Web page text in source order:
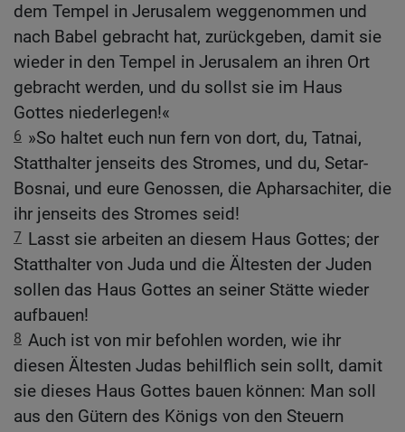
dem Tempel in Jerusalem weggenommen und
nach Babel gebracht hat, zurückgeben, damit sie
wieder in den Tempel in Jerusalem an ihren Ort
gebracht werden, und du sollst sie im Haus
Gottes niederlegen!«
6 »So haltet euch nun fern von dort, du, Tatnai,
Statthalter jenseits des Stromes, und du, Setar-
Bosnai, und eure Genossen, die Apharsachiter, die
ihr jenseits des Stromes seid!
7 Lasst sie arbeiten an diesem Haus Gottes; der
Statthalter von Juda und die Ältesten der Juden
sollen das Haus Gottes an seiner Stätte wieder
aufbauen!
8 Auch ist von mir befohlen worden, wie ihr
diesen Ältesten Judas behilflich sein sollt, damit
sie dieses Haus Gottes bauen können: Man soll
aus den Gütern des Königs von den Steuern